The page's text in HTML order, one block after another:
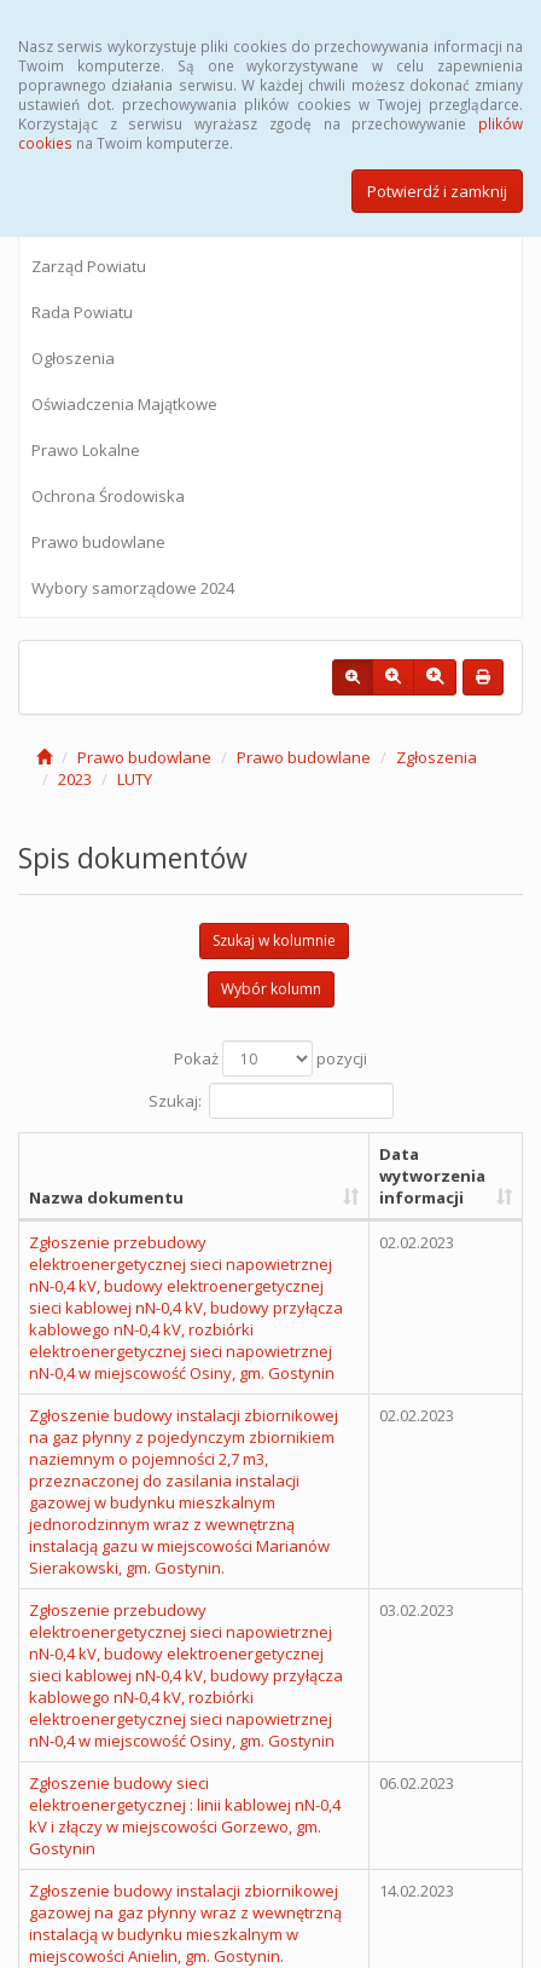
Nasz serwis wykorzystuje pliki cookies do przechowywania informacji na
Twoim komputerze. Są one wykorzystywane w celu zapewnienia
poprawnego działania serwisu. W każdej chwili możesz dokonać zmiany
ustawień dot. przechowywania plików cookies w Twojej przeglądarce.
Korzystając z serwisu wyrażasz zgodę na przechowywanie plików
cookies na Twoim komputerze.
Potwierdź i zamknij
BIULETYN INFORMACJI PUBLICZNEJ
Starostwa Powiatowego w Gostyninie
Zarząd Powiatu
Rada Powiatu
Ogłoszenia
Oświadczenia Majątkowe
Prawo Lokalne
Ochrona Środowiska
Prawo budowlane
Wybory samorządowe 2024
Prawo budowlane Prawo budowlane
Zgłoszenia
2023
LUTY
Spis dokumentów
Szukaj w kolumnie
Wybór kolumn
Pokaż
pozycji
Szukaj:
Nazwa dokumentu
Data
wytworzenia
informacji
Zgłoszenie przebudowy
elektroenergetycznej sieci napowietrznej
nN-0,4 kV, budowy elektroenergetycznej
sieci kablowej nN-0,4 kV, budowy przyłącza
kablowego nN-0,4 kV, rozbiórki
elektroenergetycznej sieci napowietrznej
nN-0,4 w miejscowość Osiny, gm. Gostynin
02.02.2023
Zgłoszenie budowy instalacji zbiornikowej
na gaz płynny z pojedynczym zbiornikiem
naziemnym o pojemności 2,7 m3,
przeznaczonej do zasilania instalacji
gazowej w budynku mieszkalnym
jednorodzinnym wraz z wewnętrzną
instalacją gazu w miejscowości Marianów
Sierakowski, gm. Gostynin.
02.02.2023
Zgłoszenie przebudowy
elektroenergetycznej sieci napowietrznej
nN-0,4 kV, budowy elektroenergetycznej
sieci kablowej nN-0,4 kV, budowy przyłącza
kablowego nN-0,4 kV, rozbiórki
elektroenergetycznej sieci napowietrznej
nN-0,4 w miejscowość Osiny, gm. Gostynin
03.02.2023
Zgłoszenie budowy sieci
elektroenergetycznej : linii kablowej nN-0,4
kV i złączy w miejscowości Gorzewo, gm.
Gostynin
06.02.2023
Zgłoszenie budowy instalacji zbiornikowej
gazowej na gaz płynny wraz z wewnętrzną
instalacją w budynku mieszkalnym w
miejscowości Anielin, gm. Gostynin.
14.02.2023